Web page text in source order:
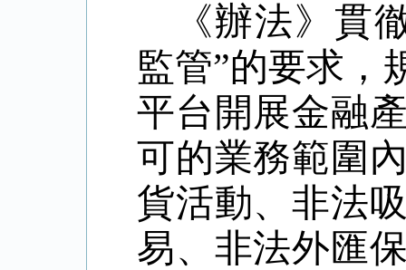
《辦法》貫
監管”的要求，
平台開展金融
可的業務範圍
貨活動、非法
易、非法外匯